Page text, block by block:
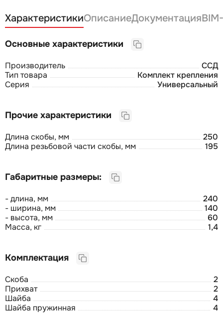
ХарактеристикиОписаниеДокументация
Основные характеристики
Производитель
ССД
Тип товара
Комплект крепления
Серия
Универсальный
Прочие характеристики
Длина скобы, мм
250
Длина резьбовой части скобы, мм
195
Габаритные размеры:
- длина, мм
240
- ширина, мм
140
- высота, мм
60
Масса, кг
1,4
Комплектация
Скоба
2
Прихват
2
Шайба
4
Шайба пружинная
4